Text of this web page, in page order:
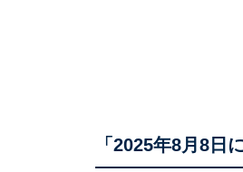
「2025年8月8日